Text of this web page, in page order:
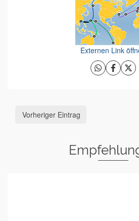
Externen Link
Vorheriger Eintrag